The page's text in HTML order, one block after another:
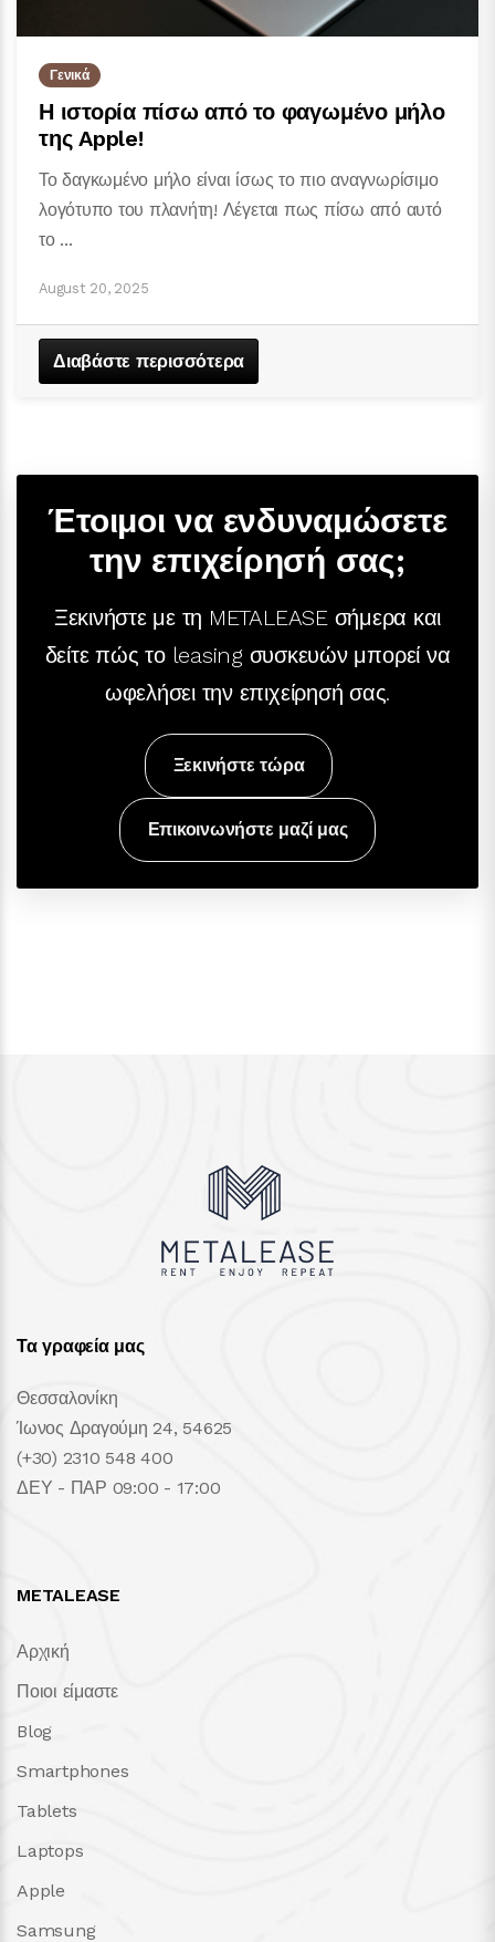
Γενικά
Η ιστορία πίσω από το φαγωμένο μήλο
της Apple!
Το δαγκωμένο μήλο είναι ίσως το πιο αναγνωρίσιμο
λογότυπο του πλανήτη! Λέγεται πως πίσω από αυτό
το ...
August 20, 2025
Διαβάστε περισσότερα
Έτοιμοι να ενδυναμώσετε
την επιχείρησή σας;
Ξεκινήστε με τη METALEASE σήμερα και
δείτε πώς το leasing συσκευών μπορεί να
ωφελήσει την επιχείρησή σας.
Ξεκινήστε τώρα
Επικοινωνήστε μαζί μας
Τα γραφεία μας
Θεσσαλονίκη
Ίωνος Δραγούμη 24, 54625
(+30) 2310 548 400
ΔΕΥ - ΠΑΡ 09:00 - 17:00
METALEASE
Αρχική
Ποιοι είμαστε
Blog
Smartphones
Tablets
Laptops
Apple
Samsung